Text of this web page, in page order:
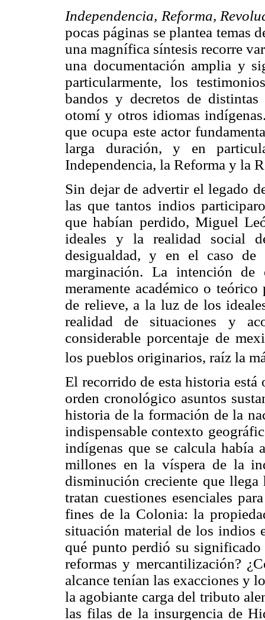
Independencia, Reforma,
pocas páginas se plantea temas
una magnífica síntesis recorre
una documentación amplia y
particularmente, los
bandos y decretos de distintas
otomí y otros idiomas
que ocupa este actor
larga duración, y en
Independencia, la Reforma y la
Sin dejar de advertir el legado
las que tantos indios
que habían perdido, Miguel
ideales y la realidad social
desigualdad, y en el caso
marginación. La intención
meramente académico o
de relieve, a la luz de los
realidad de situaciones y
considerable porcentaje de
los pueblos originarios, raíz la
El recorrido de esta historia
orden cronológico asuntos
historia de la formación de la
indispensable contexto
indígenas que se calcula
millones en la víspera de la
disminución creciente que
tratan cuestiones esenciales
fines de la Colonia: la
situación material de los indios
qué punto perdió su
reformas y mercantilización?
alcance tenían las exacciones y
la agobiante carga del tributo
las filas de la insurgencia de